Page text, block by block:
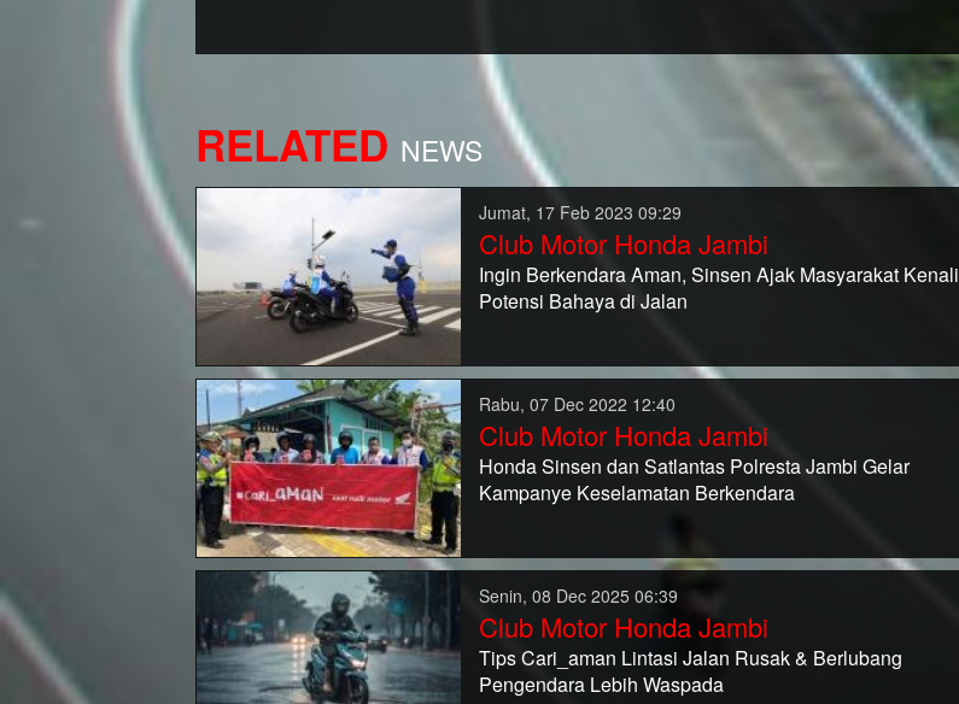
RELATED NEWS
Jumat, 17 Feb 2023 09:29
Club Motor Honda Jambi
Ingin Berkendara Aman, Sinsen Ajak Masyarakat Kenali
Potensi Bahaya di Jalan
Rabu, 07 Dec 2022 12:40
Club Motor Honda Jambi
Honda Sinsen dan Satlantas Polresta Jambi Gelar
Kampanye Keselamatan Berkendara
Senin, 08 Dec 2025 06:39
Club Motor Honda Jambi
Tips Cari_aman Lintasi Jalan Rusak & Berlubang
Pengendara Lebih Waspada